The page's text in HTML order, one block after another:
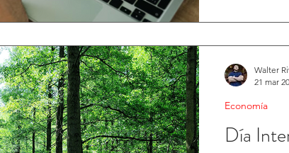
Día
Economía
Walter
21 mar